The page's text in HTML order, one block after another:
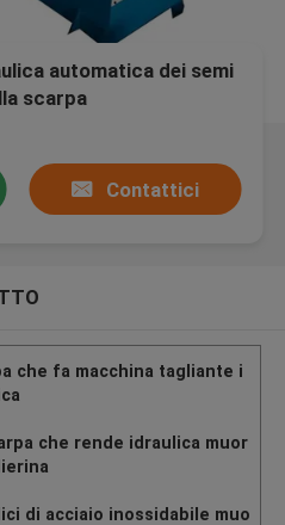
automatica dei semi
scarpa
Contattici
che fa macchina tagliante i
che rende idraulica muor
di acciaio inossidabile muo